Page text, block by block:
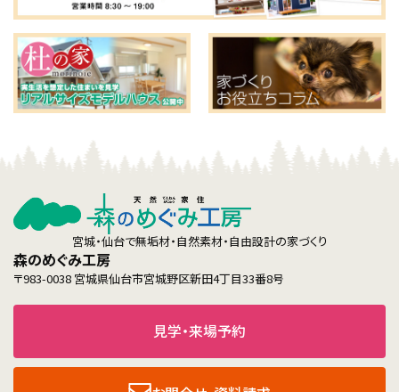
宮城・仙台で無垢材・自然素材・自由設計の家づくり
森のめぐみ工房
〒983-0038 宮城県仙台市宮城野区新田4丁目33番8号
見学・来場予約